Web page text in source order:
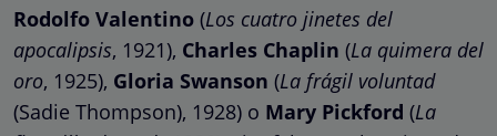
Rodolfo Valentino (Los cuatro jinetes del
apocalipsis, 1921), Charles Chaplin (La quimera del
oro, 1925), Gloria Swanson (La frágil voluntad
(Sadie Thompson), 1928) o Mary Pickford (La